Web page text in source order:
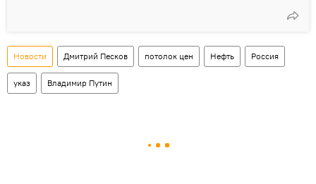
Новости Дмитрий Песков потолок цен Нефть Россия
указ Владимир Путин